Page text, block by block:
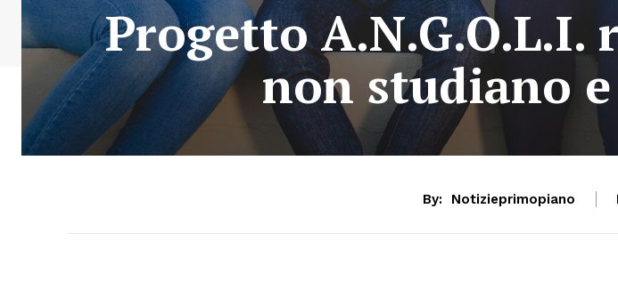
Progetto
non studiano
By: Notizieprimopiano